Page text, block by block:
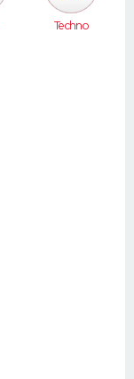
Techno